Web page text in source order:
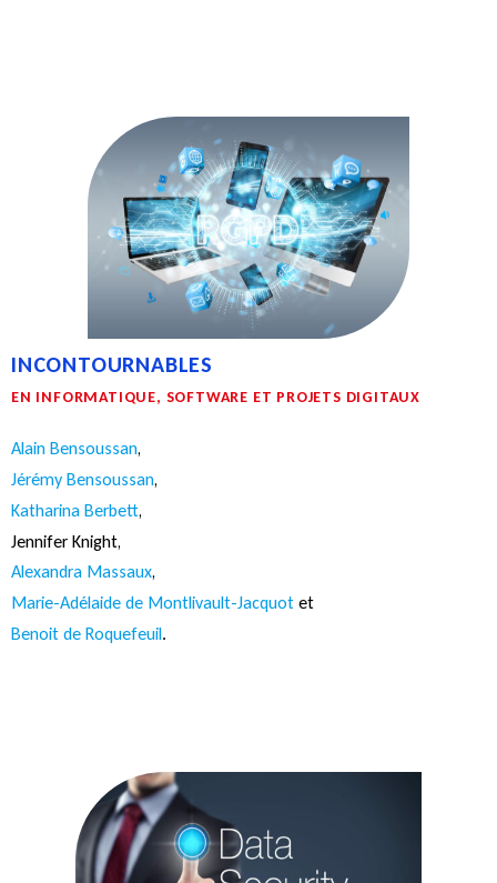
INCONTOURNABLES
EN INFORMATIQUE, SOFTWARE ET PROJETS DIGITAUX
Alain Bensoussan,
Jérémy Bensoussan,
Katharina Berbett,
Jennifer Knight,
Alexandra Massaux,
Marie-Adélaide de Montlivault-Jacquot et
Benoit de Roquefeuil.